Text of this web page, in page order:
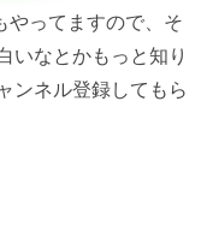
やってますので、そ
いなとかもっと知り
ンネル登録してもら